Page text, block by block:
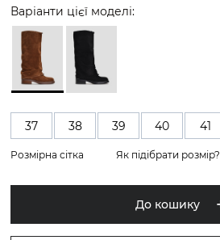
Варіанти цієї моделі:
37 38 39 40 41
Розмірна сітка Як підібрати розмір?
До кошику